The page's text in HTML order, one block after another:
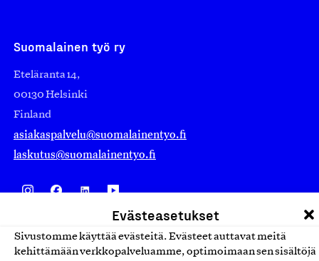
Evästeasetukset
Sivustomme käyttää evästeitä. Evästeet auttavat meitä
kehittämään verkkopalveluamme, optimoimaan sen sisältöjä
Suomalainen työ ry
Eteläranta 14,
00130 Helsinki
Finland
asiakaspalvelu@suomalainentyo.fi
laskutus@suomalainentyo.fi
Avainlippu